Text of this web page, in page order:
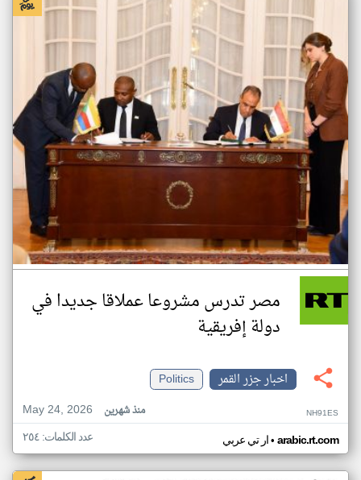
مصر تدرس مشروعا عملاقا جديدا في
دولة إفريقية
اخبار جزر القمر
Politics
May 24, 2026
منذ شهرين NH91ES
ار تي عربي• arabic.rt.com عدد الكلمات: ٢٥٤